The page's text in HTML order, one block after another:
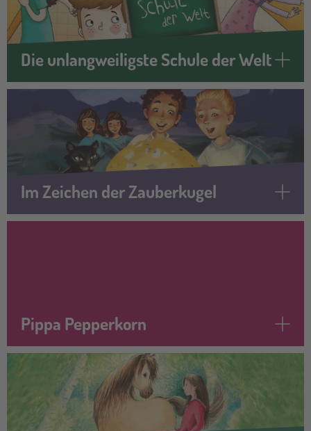
Die unlangweiligste Schule der Welt
Im Zeichen der Zauberkugel
Pippa Pepperkorn